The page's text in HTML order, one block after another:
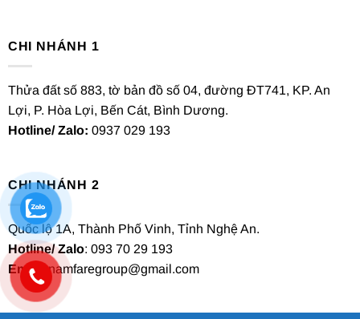
CHI NHÁNH 1
Thửa đất số 883, tờ bản đồ số 04, đường ĐT741, KP. An
Lợi, P. Hòa Lợi, Bến Cát, Bình Dương.
Hotline/ Zalo: 0937 029 193
CHI NHÁNH 2
Quốc lộ 1A, Thành Phố Vinh, Tỉnh Nghệ An.
Hotline/ Zalo: 093 70 29 193
Email
: namfaregroup@gmail.com